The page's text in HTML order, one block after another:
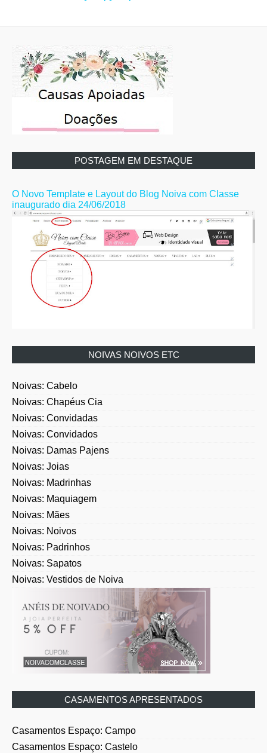
inaugurado dia 24/06/2018
Noivas: Chapéus Cia
Noivas: Convidadas
Noivas: Convidados
Noivas: Damas Pajens
Noivas: Joias
Noivas: Madrinhas
Noivas: Maquiagem
Noivas: Mães
Noivas: Noivos
Noivas: Padrinhos
Noivas: Sapatos
Noivas: Vestidos de Noiva
Casamentos Espaço: Castelo